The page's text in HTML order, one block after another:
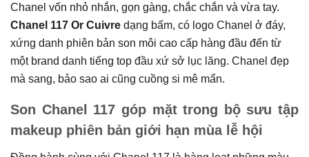
Chanel vốn nhỏ nhắn, gọn gàng, chắc chắn và vừa tay.
Chanel 117 Or Cuivre dạng bấm, có logo Chanel ở đáy,
xứng danh phiên bản son môi cao cấp hàng đầu đến từ
một brand danh tiếng top đầu xứ sở lục lăng. Chanel đẹp
mà sang, bảo sao ai cũng cuồng si mê mẩn.
Son Chanel 117 góp mặt trong bộ sưu tập
makeup phiên bản giới hạn mùa lễ hội